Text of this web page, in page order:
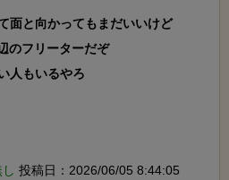
面と向かってもまだいいけど
のフリーターだぞ
人もいるやろ
投稿日：2026/06/05 8:44:05